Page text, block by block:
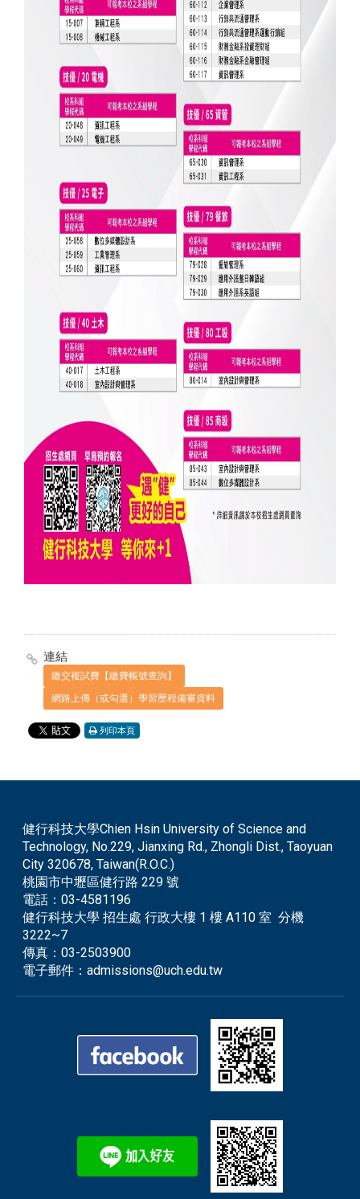
連結
繳交複試費【繳費帳號查詢】
網路上傳（或勾選）學習歷程備審資料
列印本頁
健行科技大學Chien Hsin University of Science and
Technology, No.229, Jianxing Rd., Zhongli Dist., Taoyuan
City 320678, Taiwan(R.O.C.)
桃園市中壢區健行路 229 號
電話：03-4581196
健行科技大學 招生處 行政大樓 1 樓 A110 室 分機
3222~7
傳真：03-2503900
電子郵件：admissions@uch.edu.tw